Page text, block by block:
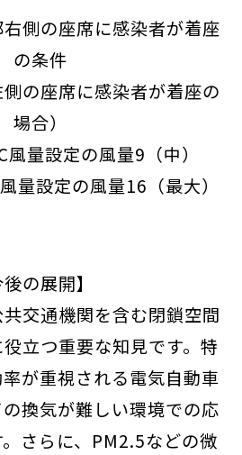
側の座席に感染者が着座
の条件
の座席に感染者が着座の
場合）
量設定の風量9（中）
量設定の風量16（最大）
の展開】
交通機関を含む閉鎖空間
立つ重要な知見です。特
が重視される電気自動車
換気が難しい環境での応
さらに、PM2.5などの微